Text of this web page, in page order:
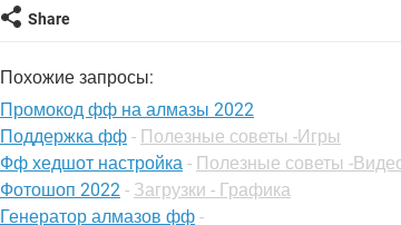
Share
Похожие запросы:
Промокод фф на алмазы 2022
Поддержка фф - Полезные советы -Игры
Фф хедшот настройка - Полезные советы -
Фотошоп 2022 - Загрузки - Графика
Генератор алмазов фф -